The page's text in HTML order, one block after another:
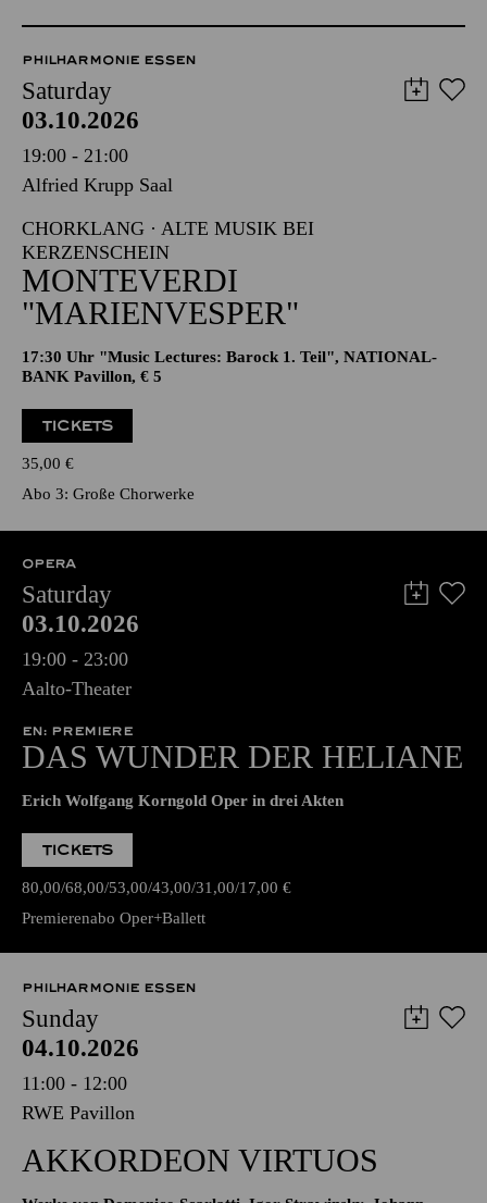
PHILHARMONIE ESSEN
Saturday
03.10.2026
19:00 - 21:00
Alfried Krupp Saal
CHORKLANG · ALTE MUSIK BEI
KERZENSCHEIN
MONTEVERDI
"MARIENVESPER"
17:30 Uhr "Music Lectures: Barock 1. Teil", NATIONAL-
BANK Pavillon, € 5
TICKETS
35,00 €
Abo 3: Große Chorwerke
OPERA
Saturday
03.10.2026
19:00 - 23:00
Aalto-Theater
EN: PREMIERE
DAS WUNDER DER HELIANE
Erich Wolfgang Korngold Oper in drei Akten
TICKETS
80,00 68,00 53,00 43,00 31,00 17,00 €
Premierenabo Oper+Ballett
PHILHARMONIE ESSEN
Sunday
04.10.2026
11:00 - 12:00
RWE Pavillon
AKKORDEON VIRTUOS